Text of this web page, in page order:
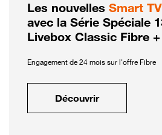
Les nouvelles Smart
avec la Série Spéciale
Livebox Classic Fibre
Engagement de 24 mois sur l'offre Fibre
Découvrir